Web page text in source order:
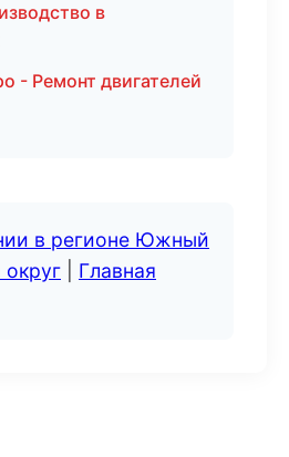
в
- Ремонт двигателей
в регионе Южный
Главная